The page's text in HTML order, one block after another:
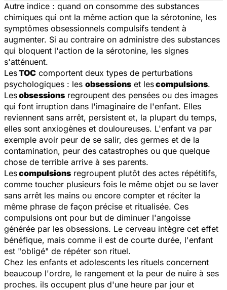
Autre indice : quand on consomme des substances
chimiques qui ont la même action que la sérotonine, les
symptômes obsessionnels compulsifs tendent à
augmenter. Si au contraire on administre des substances
qui bloquent l'action de la sérotonine, les signes
s'atténuent.
LesTOC comportent deux types de perturbations
psychologiques : les obsessions et lescompulsions.
Lesobsessions regroupent des pensées ou des images
qui font irruption dans l'imaginaire de l'enfant. Elles
reviennent sans arrêt, persistent et, la plupart du temps,
elles sont anxiogènes et douloureuses. L'enfant va par
exemple avoir peur de se salir, des germes et de la
contamination, peur des catastrophes ou que quelque
chose de terrible arrive à ses parents.
Lescompulsions regroupent plutôt des actes répétitifs,
comme toucher plusieurs fois le même objet ou se laver
sans arrêt les mains ou encore compter et réciter la
même phrase de façon précise et ritualisée. Ces
compulsions ont pour but de diminuer l'angoisse
générée par les obsessions. Le cerveau intègre cet effet
bénéfique, mais comme il est de courte durée, l'enfant
est "obligé" de répéter son rituel.
Chez les enfants et adolescents les rituels concernent
beaucoup l'ordre, le rangement et la peur de nuire à ses
proches. ils occupent plus d'une heure par jour et